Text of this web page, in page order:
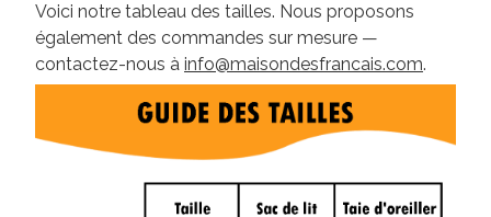
Voici notre tableau des tailles. Nous proposons
également des commandes sur mesure —
contactez-nous à info@maisondesfrancais.com.